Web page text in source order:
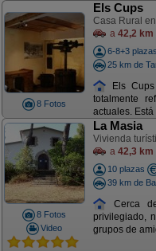
8 Fotos
Els Cups
Casa Rural en
a 42,2 km
6-8+3 plazas
25 km de
Els
totalmente
actuales.
8 Fotos
Video
La Masia
Vivienda
a 42,3 km
10 plazas
39 km de
Cerca
privilegiado,
grupos de